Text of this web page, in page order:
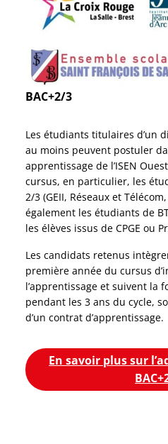
BAC+2/3
Les étudiants titulaires d’un
au moins peuvent postuler
apprentissage de l’ISEN
cursus, en particulier, les
2/3 (GEII, Réseaux et
également les étudiants de
les élèves issus de CPGE ou
Les candidats retenus
première année du cursus
l’apprentissage et suivent la
pendant les 3 ans du cycle,
d’un contrat d’apprentissage.
En savoir plus sur